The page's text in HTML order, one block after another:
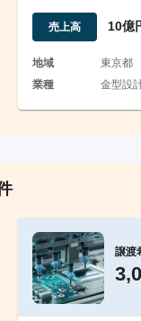
ーカー
売上高 10億
地域
東京都
業種
金型設
譲渡